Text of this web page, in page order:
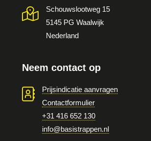
Schouwslootweg 15
5145 PG Waalwijk
Nederland
Neem contact op
Prijsindicatie aanvragen
Contactformulier
+31 416 652 130
info@basistrappen.nl